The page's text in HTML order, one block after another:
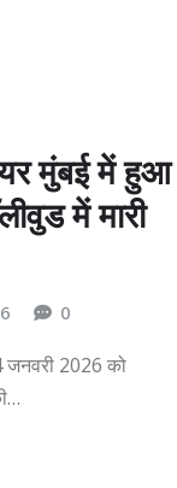
मुंबई में हुआ
में मारी
0
जनवरी 2026 को